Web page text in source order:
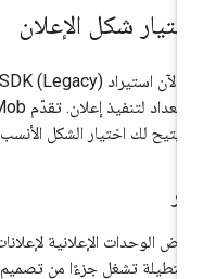
شكل الإعلان
الآن استيرادSDK (Legacy)
يتيح لك اختيار الشكل الأنسب
الوحدات الإعلانية لإعلانات
تشغل جزءًا من تصميم